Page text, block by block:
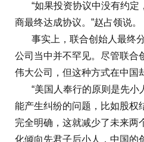
“如果投资协议中没有约定
商最终达成协议。”赵占领说。
事实上，联合创始人最终
公司当中并不罕见。尽管联合
伟大公司，但这种方式在中国
“美国人奉行的原则是先小
能产生纠纷的问题，比如股权
完全明确，这就减少了未来两
化倾向先君子后小人，中国的